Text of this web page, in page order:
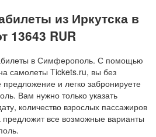
из Иркутска в
13643 RUR
в Симферополь. С помощью
самолеты Tickets.ru, вы без
и легко забронируете
Вам нужно только указать
количество взрослых пассажиров
все возможные варианты